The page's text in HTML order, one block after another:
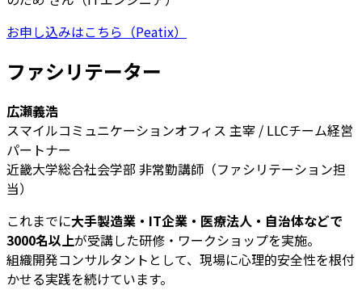
お申し込みはこちら（Peatix）
ファシリテーター
広瀬義浩
スマイルコミュニケーションオフィス 主宰 / LLCチーム経営
パートナー
近畿大学総合社会学部 非常勤講師（ファシリテーション担
当）
これまでに大手製造業・IT企業・医療法人・自治体などで
3000名以上が受講した研修・ワークショップを実施。
組織開発コンサルタントとして、現場に心理的安全性を根付
かせる実践を続けています。